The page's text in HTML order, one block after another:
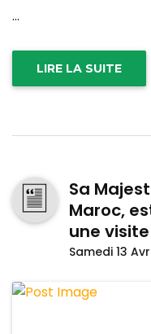
...
LIRE LA SUITE
Sa
Maroc,
une
Samedi 13